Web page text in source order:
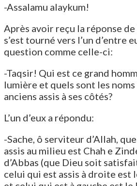
-Assalamu alaykum!
Après avoir reçu la réponse
s’est tourné vers l’un d’entre
question comme celle-ci:
-Taqsir! Qui est ce grand
lumière et quels sont les
anciens assis à ses côtés?
L’un d’eux a répondu:
-Sache, ô serviteur d’Allah,
assis au milieu est Chah e
d’Abbas (que Dieu soit
celui qui est assis à droite est